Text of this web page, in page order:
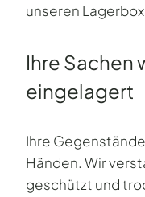
unseren
Ihre Sachen
eingelagert
Ihre
Händen. Wir
geschützt und